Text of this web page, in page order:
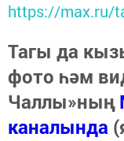
https://max.ru/
Тагы да
фото һәм
Чаллы»ның
каналында